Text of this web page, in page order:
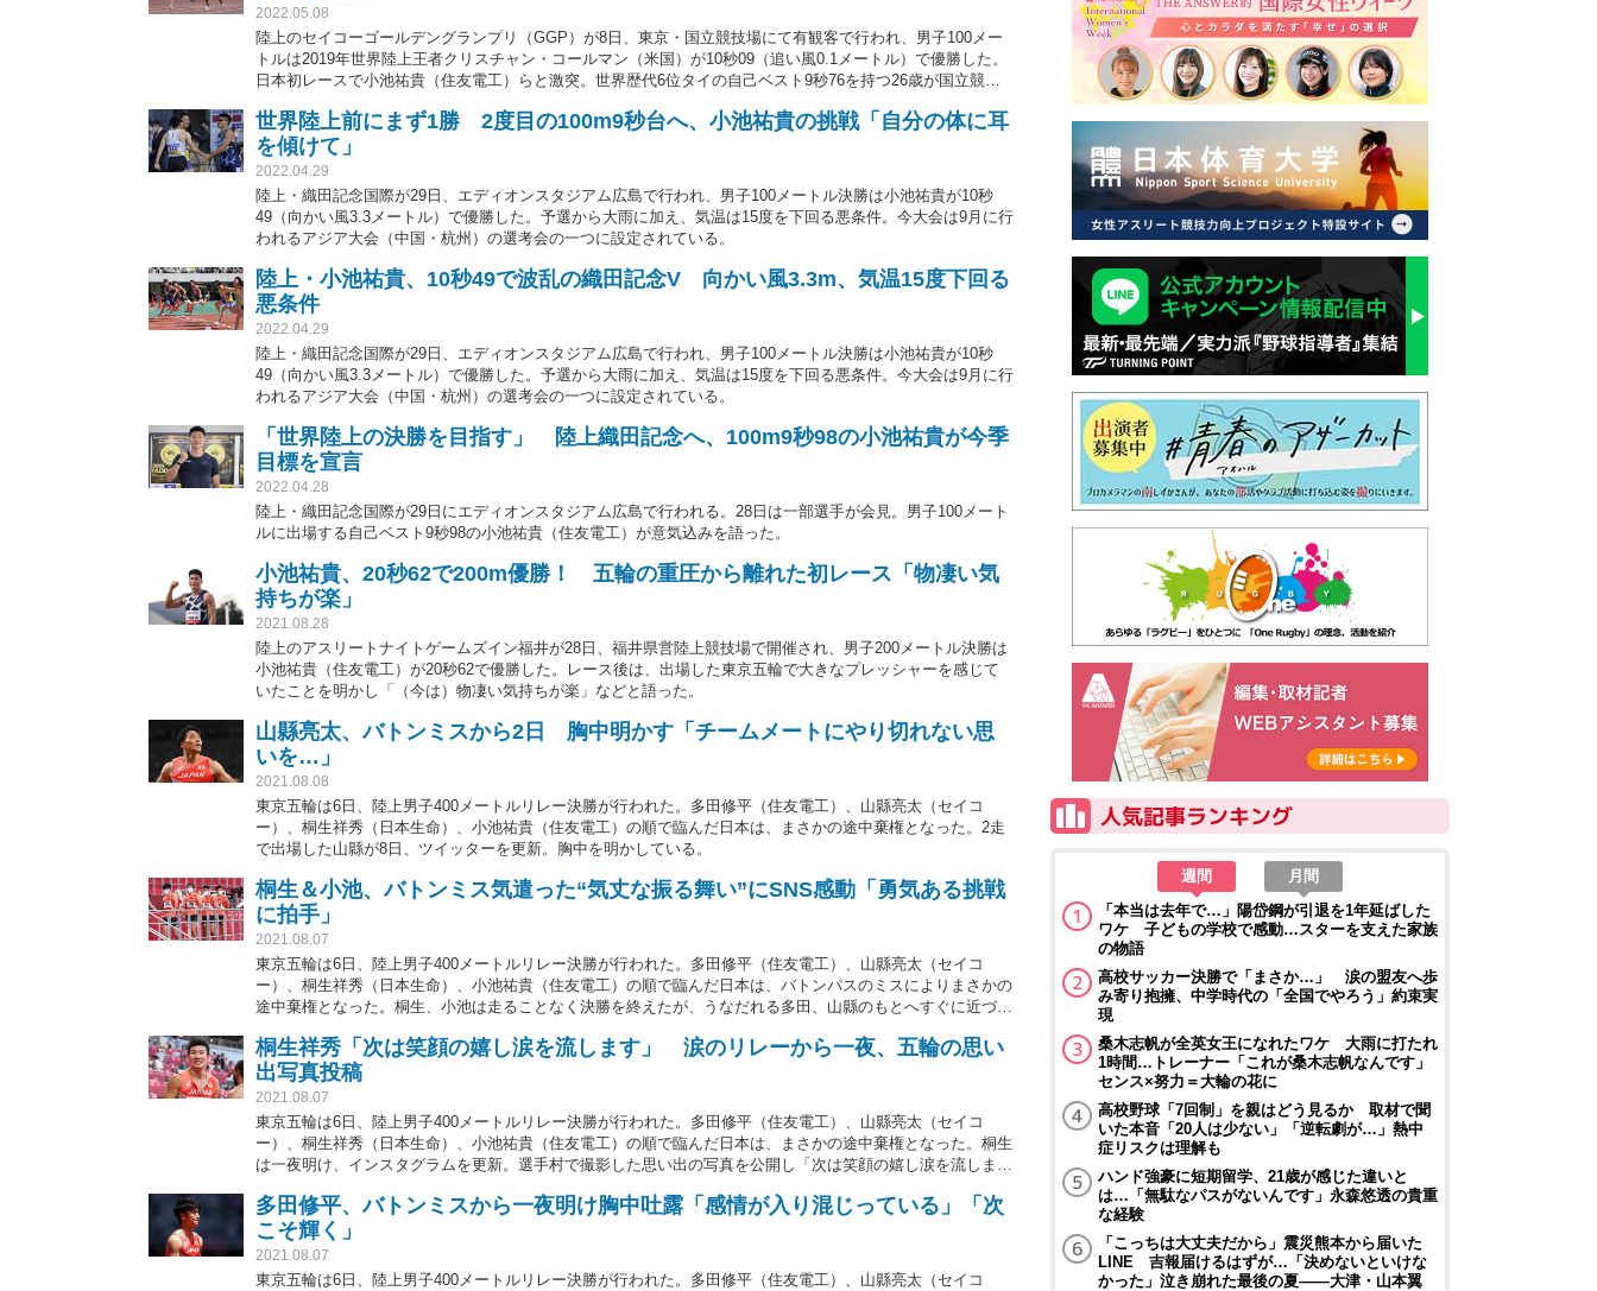
2022.05.08
陸上のセイコーゴールデングランプリ（GGP）が8日、東京・国立競技場にて有観客で行われ、男子100メー
トルは2019年世界陸上王者クリスチャン・コールマン（米国）が10秒09（追い風0.1メートル）で優勝した。
日本初レースで小池祐貴（住友電工）らと激突。世界歴代6位タイの自己ベスト9秒76を持つ26歳が国立競技
世界陸上前にまず1勝 2度目の100m9秒台へ、小池祐貴の挑戦「自分の体に耳
を傾けて」
2022.04.29
陸上・織田記念国際が29日、エディオンスタジアム広島で行われ、男子100メートル決勝は小池祐貴が10秒
49（向かい風3.3メートル）で優勝した。予選から大雨に加え、気温は15度を下回る悪条件。今大会は9月に行
われるアジア大会（中国・杭州）の選考会の一つに設定されている。
陸上・小池祐貴、10秒49で波乱の織田記念V 向かい風3.3m、気温15度下回る
悪条件
2022.04.29
陸上・織田記念国際が29日、エディオンスタジアム広島で行われ、男子100メートル決勝は小池祐貴が10秒
49（向かい風3.3メートル）で優勝した。予選から大雨に加え、気温は15度を下回る悪条件。今大会は9月に行
われるアジア大会（中国・杭州）の選考会の一つに設定されている。
「世界陸上の決勝を目指す」 陸上織田記念へ、100m9秒98の小池祐貴が今季
目標を宣言
2022.04.28
陸上・織田記念国際が29日にエディオンスタジアム広島で行われる。28日は一部選手が会見。男子100メート
ルに出場する自己ベスト9秒98の小池祐貴（住友電工）が意気込みを語った。
小池祐貴、20秒62で200m優勝！ 五輪の重圧から離れた初レース「物凄い気
持ちが楽」
2021.08.28
陸上のアスリートナイトゲームズイン福井が28日、福井県営陸上競技場で開催され、男子200メートル決勝は
小池祐貴（住友電工）が20秒62で優勝した。レース後は、出場した東京五輪で大きなプレッシャーを感じて
いたことを明かし「（今は）物凄い気持ちが楽」などと語った。
山縣亮太、バトンミスから2日 胸中明かす「チームメートにやり切れない思
いを…」
2021.08.08
東京五輪は6日、陸上男子400メートルリレー決勝が行われた。多田修平（住友電工）、山縣亮太（セイコ
ー）、桐生祥秀（日本生命）、小池祐貴（住友電工）の順で臨んだ日本は、まさかの途中棄権となった。2走
で出場した山縣が8日、ツイッターを更新。胸中を明かしている。
桐生＆小池、バトンミス気遣った“気丈な振る舞い”にSNS感動「勇気ある挑戦
に拍手」
2021.08.07
東京五輪は6日、陸上男子400メートルリレー決勝が行われた。多田修平（住友電工）、山縣亮太（セイコ
ー）、桐生祥秀（日本生命）、小池祐貴（住友電工）の順で臨んだ日本は、バトンパスのミスによりまさかの
途中棄権となった。桐生、小池は走ることなく決勝を終えたが、うなだれる多田、山縣のもとへすぐに近づ
とではない」などと感動の声があがっている。
桐生祥秀「次は笑顔の嬉し涙を流します」 涙のリレーから一夜、五輪の思い
出写真投稿
2021.08.07
東京五輪は6日、陸上男子400メートルリレー決勝が行われた。多田修平（住友電工）、山縣亮太（セイコ
ー）、桐生祥秀（日本生命）、小池祐貴（住友電工）の順で臨んだ日本は、まさかの途中棄権となった。桐生
は一夜明け、インスタグラムを更新。選手村で撮影した思い出の写真を公開し「次は笑顔の嬉し涙を流しま
多田修平、バトンミスから一夜明け胸中吐露「感情が入り混じっている」「次
こそ輝く」
2021.08.07
東京五輪は6日、陸上男子400メートルリレー決勝が行われた。多田修平（住友電工）、山縣亮太（セイコ
週間
月間
「本当は去年で…」陽岱鋼が引退を1年延ばした
ワケ 子どもの学校で感動…スターを支えた家族
の物語
高校サッカー決勝で「まさか…」 涙の盟友へ歩
み寄り抱擁、中学時代の「全国でやろう」約束実
現
桑木志帆が全英女王になれたワケ 大雨に打たれ
1時間…トレーナー「これが桑木志帆なんです」
センス×努力＝大輪の花に
高校野球「7回制」を親はどう見るか 取材で聞
いた本音「20人は少ない」「逆転劇が…」熱中
症リスクは理解も
ハンド強豪に短期留学、21歳が感じた違いと
は…「無駄なパスがないんです」永森悠透の貴重
な経験
「こっちは大丈夫だから」震災熊本から届いた
LINE 吉報届けるはずが…「決めないといけな
かった」泣き崩れた最後の夏――大津・山本翼